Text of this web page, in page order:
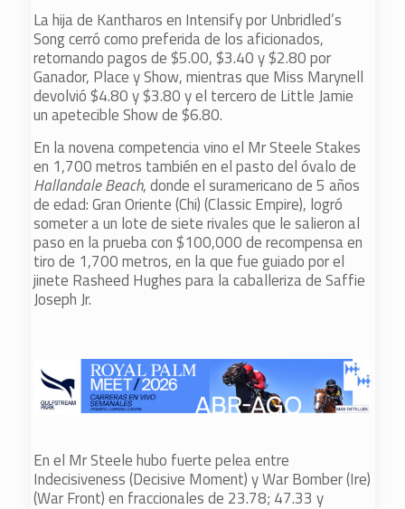
La hija de Kantharos en Intensify por Unbridled’s
Song cerró como preferida de los aficionados,
retornando pagos de $5.00, $3.40 y $2.80 por
Ganador, Place y Show, mientras que Miss Marynell
devolvió $4.80 y $3.80 y el tercero de Little Jamie
un apetecible Show de $6.80.
En la novena competencia vino el Mr Steele Stakes
en 1,700 metros también en el pasto del óvalo de
Hallandale Beach, donde el suramericano de 5 años
de edad: Gran Oriente (Chi) (Classic Empire), logró
someter a un lote de siete rivales que le salieron al
paso en la prueba con $100,000 de recompensa en
tiro de 1,700 metros, en la que fue guiado por el
jinete Rasheed Hughes para la caballeriza de Saffie
Joseph Jr.
En el Mr Steele hubo fuerte pelea entre
Indecisiveness (Decisive Moment) y War Bomber (Ire)
(War Front) en fraccionales de 23.78; 47.33 y